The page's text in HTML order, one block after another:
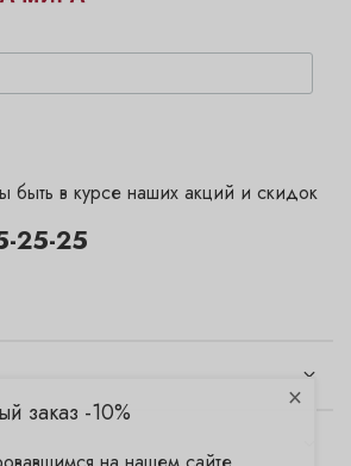
25-25
быть в курсе наших акций и скидок
×
заказ -10%